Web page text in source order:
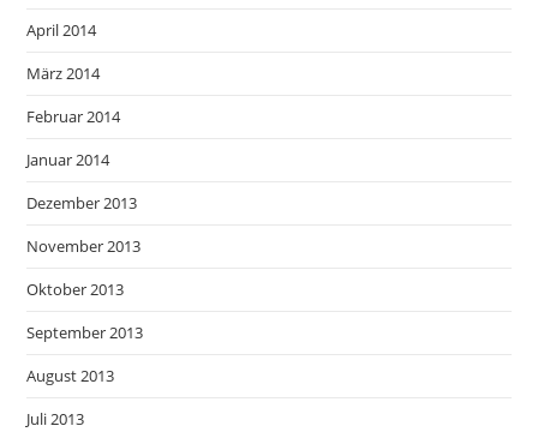
April 2014
März 2014
Februar 2014
Januar 2014
Dezember 2013
November 2013
Oktober 2013
September 2013
August 2013
Juli 2013